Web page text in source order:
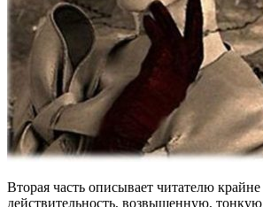
Вторая часть описывает читателю
действительность, возвышенную,